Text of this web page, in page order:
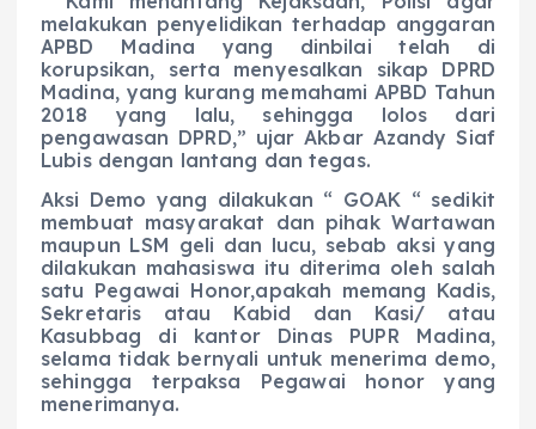
melakukan penyelidikan terhadap anggaran
APBD Madina yang dinbilai telah di
korupsikan, serta menyesalkan sikap DPRD
Madina, yang kurang memahami APBD Tahun
2018 yang lalu, sehingga lolos dari
pengawasan DPRD,” ujar Akbar Azandy Siaf
Lubis dengan lantang dan tegas.
Aksi Demo yang dilakukan “ GOAK “ sedikit
membuat masyarakat dan pihak Wartawan
maupun LSM geli dan lucu, sebab aksi yang
dilakukan mahasiswa itu diterima oleh salah
satu Pegawai Honor,apakah memang Kadis,
Sekretaris atau Kabid dan Kasi/ atau
Kasubbag di kantor Dinas PUPR Madina,
selama tidak bernyali untuk menerima demo,
sehingga terpaksa Pegawai honor yang
menerimanya.